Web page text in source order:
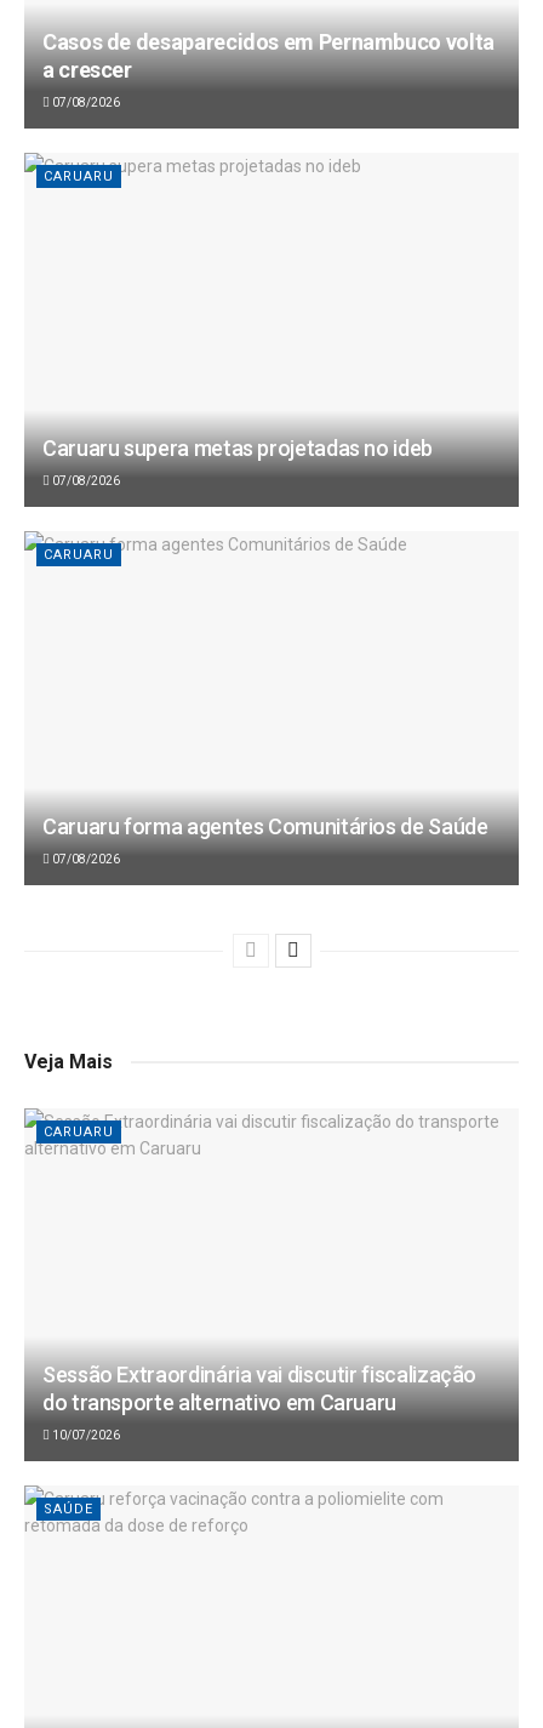
Casos de desaparecidos em Pernambuco volta
a crescer
07/08/2026
CARUARU
Caruaru supera metas projetadas no ideb
07/08/2026
CARUARU
Caruaru forma agentes Comunitários de Saúde
07/08/2026
Veja Mais
CARUARU
Sessão Extraordinária vai discutir fiscalização
do transporte alternativo em Caruaru
10/07/2026
SAÚDE